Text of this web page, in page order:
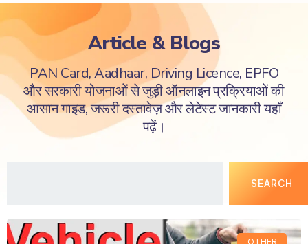
Article & Blogs
PAN Card, Aadhaar, Driving Licence, EPFO
और सरकारी योजनाओं से जुड़ी ऑनलाइन प्रक्रियाओं की
आसान गाइड, जरूरी दस्तावेज़ और लेटेस्ट जानकारी यहाँ
पढ़ें।
SEARCH
OTHER